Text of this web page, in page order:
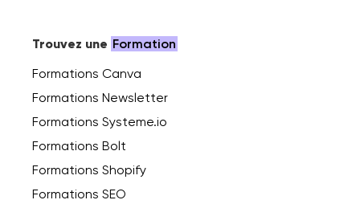
Trouvez une Formation
Formations Canva
Formations Newsletter
Formations Systeme.io
Formations Bolt
Formations Shopify
Formations SEO